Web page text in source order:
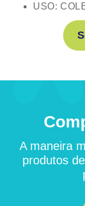
USO:
A maneira
produtos